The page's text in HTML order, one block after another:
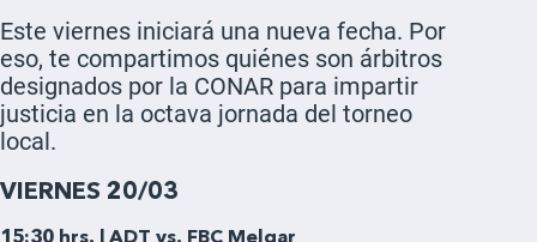
Este viernes iniciará una nueva fecha. Por
eso, te compartimos quiénes son árbitros
designados por la CONAR para impartir
justicia en la octava jornada del torneo
local.
VIERNES 20/03
15:30 hrs. | ADT vs. FBC Melgar